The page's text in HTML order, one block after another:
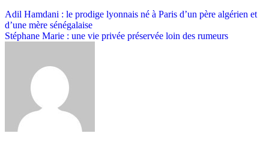
Post
navigation
Adil Hamdani : le prodige lyonnais né à Paris d’un père algérien et
d’une mère sénégalaise
Stéphane Marie : une vie privée préservée loin des rumeurs